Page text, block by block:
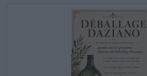
TAVOLI TAVOLINI
SEDIE POLTRONE